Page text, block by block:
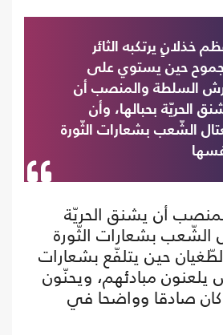
خذلانٍ يرتكبه الثائر
حين يستوي على
السلطة والمنصب أن
الحريّة بحبالها، وأن
الشّعب بشعارات الثّورة
أن يشنق الحريّة
الشّعب بشعارات الثّورة
حين يتلفّع بشعارات
يلعنون مبادئهم، ويحنّون
صادقا وواضحا في